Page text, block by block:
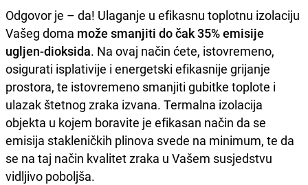
Odgovor je – da! Ulaganje u efikasnu toplotnu izolaciju
Vašeg doma može smanjiti do čak 35% emisije
ugljen-dioksida. Na ovaj način ćete, istovremeno,
osigurati isplativije i energetski efikasnije grijanje
prostora, te istovremeno smanjiti gubitke toplote i
ulazak štetnog zraka izvana. Termalna izolacija
objekta u kojem boravite je efikasan način da se
emisija stakleničkih plinova svede na minimum, te da
se na taj način kvalitet zraka u Vašem susjedstvu
vidljivo poboljša.